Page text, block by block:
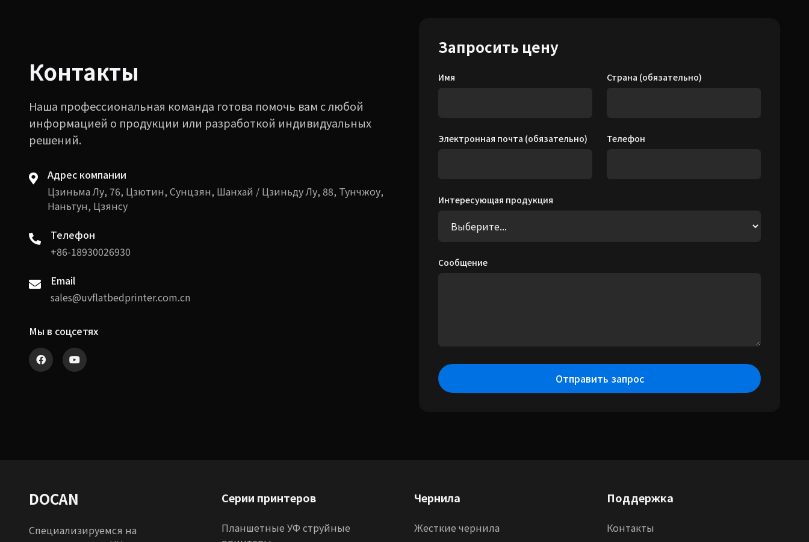
Контакты
Наша профессиональная команда готова помочь вам с любой
информацией о продукции или разработкой индивидуальных
решений.
Адрес компании
Цзиньма Лу, 76, Цзютин, Сунцзян, Шанхай / Цзиньду Лу, 88, Тунчжоу,
Наньтун, Цзянсу
Телефон
+86-18930026930
Email
sales@uvflatbedprinter.com.cn
Мы в соцсетях
Запросить цену
Имя Страна (обязательно)
Электронная почта (обязательно) Телефон
Интересующая продукция
Сообщение
Отправить запрос
DOCAN
Специализируемся на
Серии принтеров
Планшетные УФ струйные
Чернила
Жесткие чернила
Поддержка
Контакты